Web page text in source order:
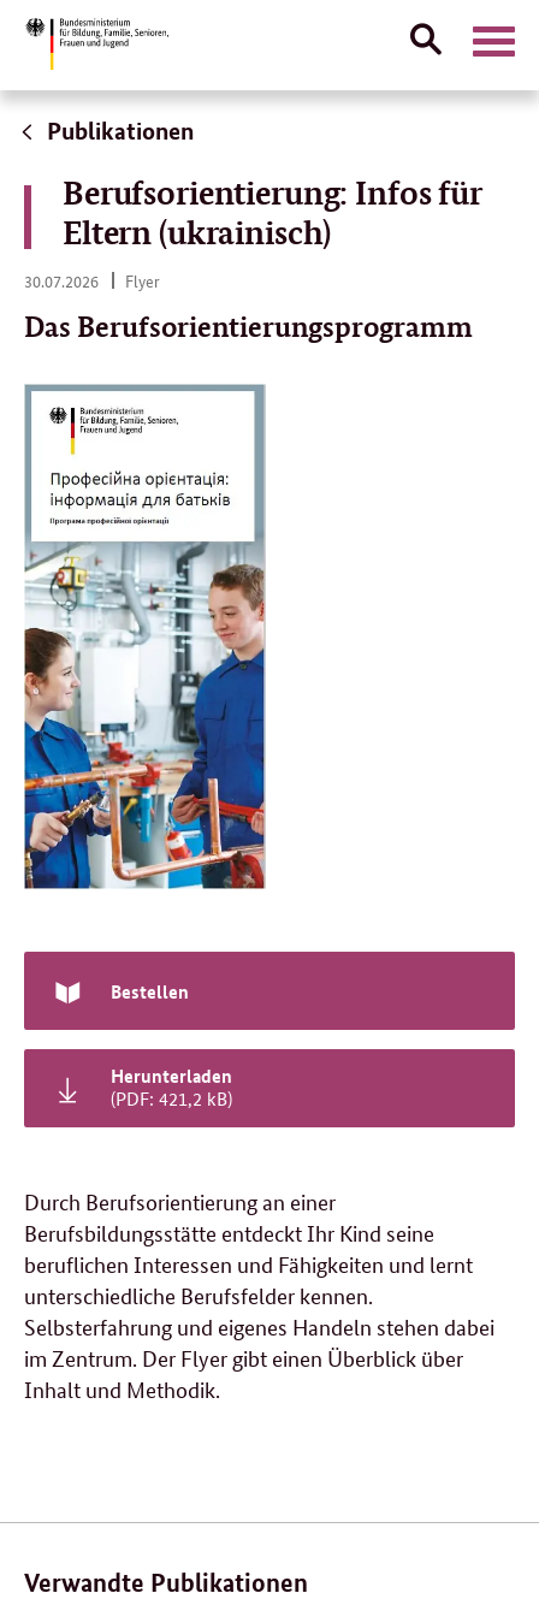
Direktlink:
Suche
Publikationen
Berufsorientierung: Infos für
Eltern (ukrainisch)
30.07.2026 30.
2026
Flyer
Das Berufsorientierungsprogramm
Bestellen
Herunterladen
(PDF: 421,2 kB)
Durch Berufsorientierung an einer
Berufsbildungsstätte entdeckt Ihr Kind seine
beruflichen Interessen und Fähigkeiten und lernt
unterschiedliche Berufsfelder kennen.
Selbsterfahrung und eigenes Handeln stehen dabei
im Zentrum. Der Flyer gibt einen Überblick über
Inhalt und Methodik.
Verwandte Publikationen